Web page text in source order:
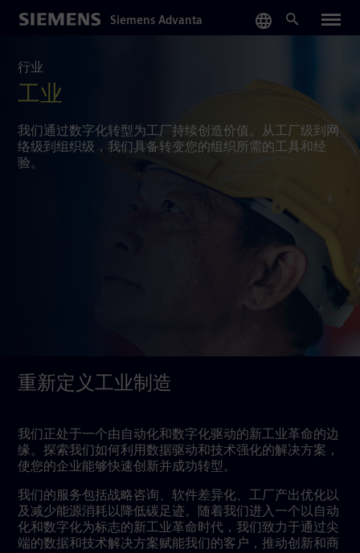
content
Siemens Advanta
行业
工业
我们通过数字化转型为工厂持续创造价值。从工厂级到网
络级到组织级，我们具备转变您的组织所需的工具和经
验。
重新定义工业制造
我们正处于一个由自动化和数字化驱动的新工业革命的边
缘。探索我们如何利用数据驱动和技术强化的解决方案，
使您的企业能够快速创新并成功转型。
我们的服务包括战略咨询、软件差异化、工厂产出优化以
及减少能源消耗以降低碳足迹。随着我们进入一个以自动
化和数字化为标志的新工业革命时代，我们致力于通过尖
端的数据和技术解决方案赋能我们的客户，推动创新和商